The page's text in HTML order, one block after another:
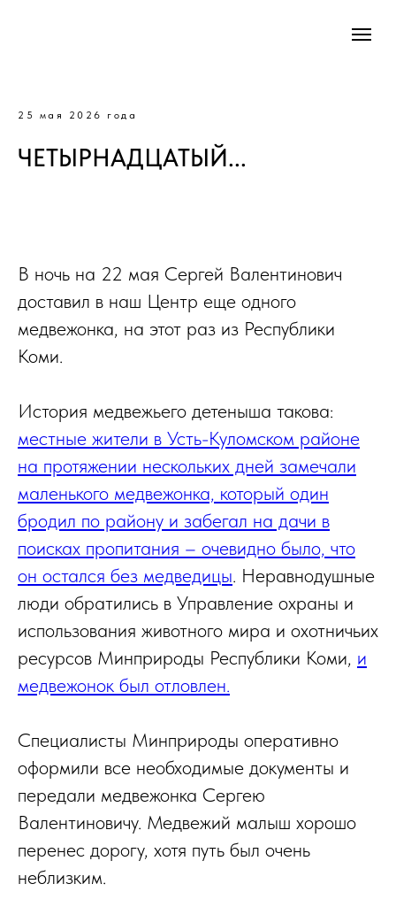
25 мая 2026 года
ЧЕТЫРНАДЦАТЫЙ...
В ночь на 22 мая Сергей Валентинович
доставил в наш Центр еще одного
медвежонка, на этот раз из Республики
Коми.
История медвежьего детеныша такова:
местные жители в Усть-Куломском районе
на протяжении нескольких дней замечали
маленького медвежонка, который один
бродил по району и забегал на дачи в
поисках пропитания – очевидно было, что
он остался без медведицы. Неравнодушные
люди обратились в Управление охраны и
использования животного мира и охотничьих
ресурсов Минприроды Республики Коми, и
медвежонок был отловлен.
Специалисты Минприроды оперативно
оформили все необходимые документы и
передали медвежонка Сергею
Валентиновичу. Медвежий малыш хорошо
перенес дорогу, хотя путь был очень
неблизким.